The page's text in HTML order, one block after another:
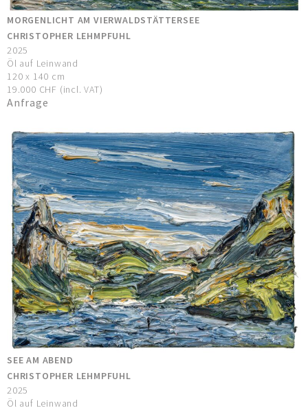
MORGENLICHT AM VIERWALDSTÄTTERSEE
CHRISTOPHER LEHMPFUHL
2025
Öl auf Leinwand
120 x 140 cm
19.000 CHF (incl. VAT)
Anfrage
SEE AM ABEND
CHRISTOPHER LEHMPFUHL
2025
Öl auf Leinwand